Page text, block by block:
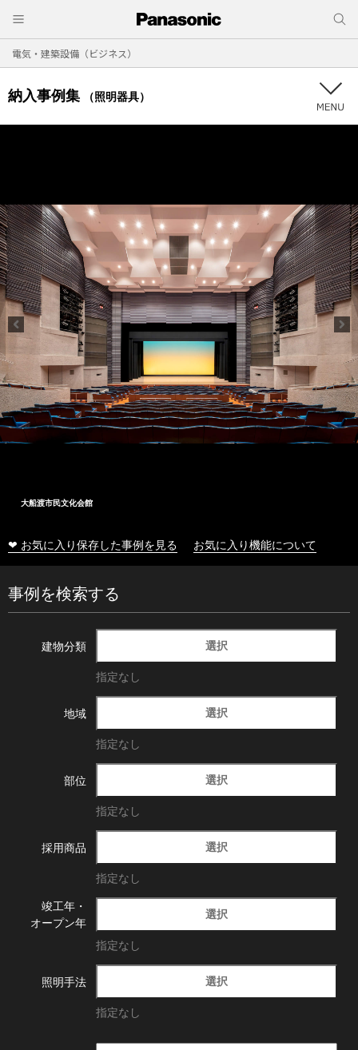
電気・建築設備（ビジネス）
納入事例集 （照明器具）
大船渡市民文化会館
❤ お気に入り保存した事例を見る お気に入り機能について
事例を検索する
建物分類 選択
指定なし
地域 選択
指定なし
部位 選択
指定なし
採用商品 選択
指定なし
竣工年・
オープン年
選択
指定なし
照明手法 選択
指定なし